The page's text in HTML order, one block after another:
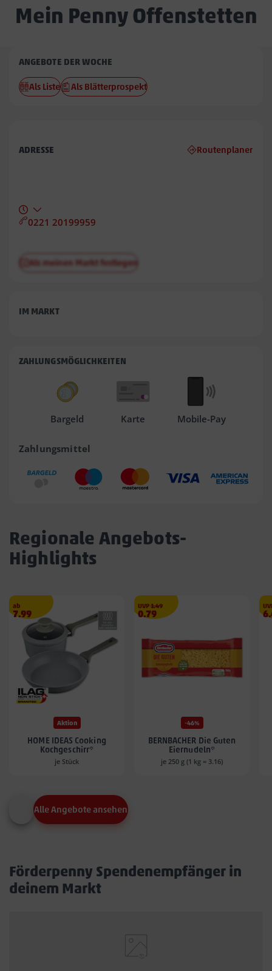
Mein Penny Offenstetten
Penny
Offenstetten
ANGEBOTE DER WOCHE
Als Liste Als Blätterprospekt
ADRESSE Routenplaner
0221 20199959
Als meinen Markt festlegen
IM MARKT
ZAHLUNGSMÖGLICHKEITEN
Bargeld Karte Mobile-Pay
Zahlungsmittel
Regionale Angebots-
Highlights
ab
Angebotspreis
7.99
7.99
Aktion
HOME IDEAS Cooking
Kochgeschirr*
je Stück
UVP1.49€
Angebotspreis
0.79
-46%
BERNBACHER Die Guten
Eiernudeln*
je 250 g (1 kg = 3.16)
Alle Angebote ansehen
Förderpenny Spendenempfänger in
deinem Markt